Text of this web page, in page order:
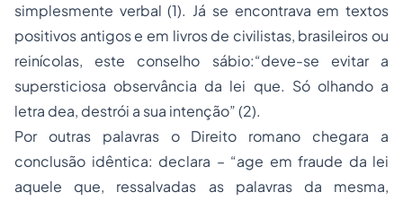
simplesmente verbal (1). Já se encontrava em textos
positivos antigos e em livros de civilistas, brasileiros ou
reinícolas, este conselho sábio:“deve-se evitar a
supersticiosa observância da lei que. Só olhando a
letra dea, destrói a sua intenção” (2).
Por outras palavras o Direito romano chegara a
conclusão idêntica: declara – “age em fraude da lei
aquele que, ressalvadas as palavras da mesma,